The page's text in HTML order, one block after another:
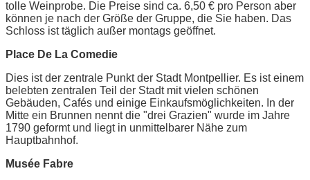
tolle Weinprobe. Die Preise sind ca. 6,50 € pro Person aber
können je nach der Größe der Gruppe, die Sie haben. Das
Schloss ist täglich außer montags geöffnet.
Place De La Comedie
Dies ist der zentrale Punkt der Stadt Montpellier. Es ist einem
belebten zentralen Teil der Stadt mit vielen schönen
Gebäuden, Cafés und einige Einkaufsmöglichkeiten. In der
Mitte ein Brunnen nennt die "drei Grazien" wurde im Jahre
1790 geformt und liegt in unmittelbarer Nähe zum
Hauptbahnhof.
Musée Fabre